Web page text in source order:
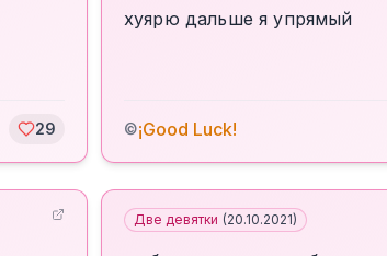
29
хуярю дальше я упрямый
©¡Good Luck!
Две девятки (20.10.2021)